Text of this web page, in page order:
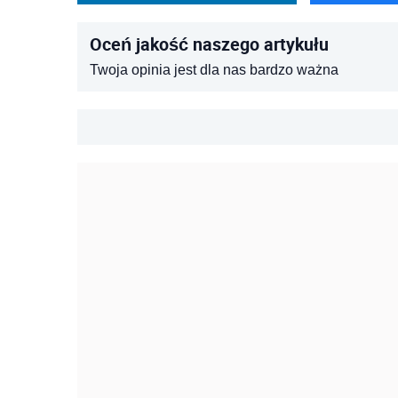
Oceń jakość naszego artykułu
Twoja opinia jest dla nas bardzo ważna